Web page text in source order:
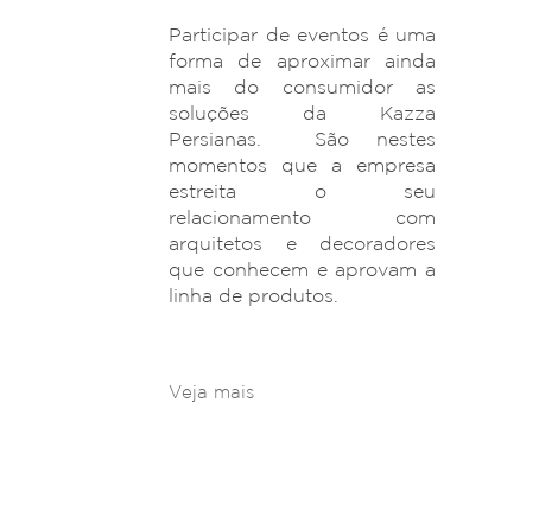
Participar de eventos é uma
forma de aproximar ainda
mais do consumidor as
soluções da Kazza
Persianas. São nestes
momentos que a empresa
estreita o seu
relacionamento com
arquitetos e decoradores
que conhecem e aprovam a
linha de produtos.
Veja mais